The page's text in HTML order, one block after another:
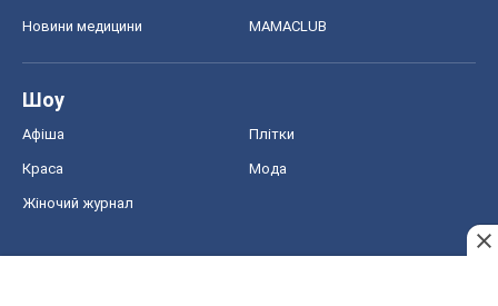
Новини медицини MAMACLUB
Шоу
Афіша Плітки
Краса Мода
Жіночий журнал